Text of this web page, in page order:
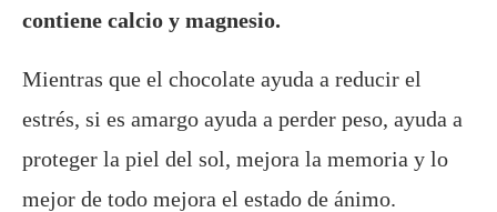
contiene calcio y magnesio.
Mientras que el chocolate ayuda a reducir el
estrés, si es amargo ayuda a perder peso, ayuda a
proteger la piel del sol, mejora la memoria y lo
mejor de todo mejora el estado de ánimo.